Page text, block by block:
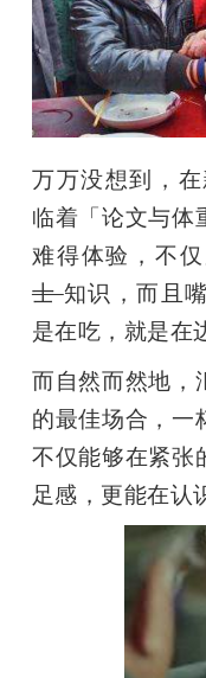
中
心
题
爱
机
万万没想到，
临着「论文与体
难得体验，不
士 知识，而且
是在吃，就是在
而自然而然地，
的最佳场合，一
不仅能够在紧张
足感，更能在认